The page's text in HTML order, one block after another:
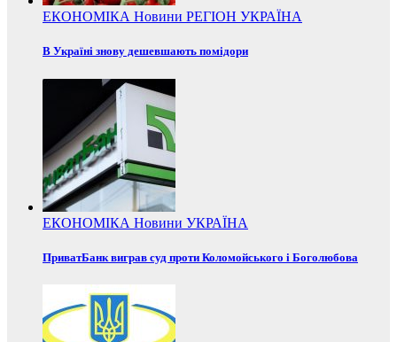
ЕКОНОМІКА Новини РЕГІОН УКРАЇНА
В Україні знову дешевшають помідори
ЕКОНОМІКА Новини УКРАЇНА
ПриватБанк виграв суд проти Коломойського і Боголюбова